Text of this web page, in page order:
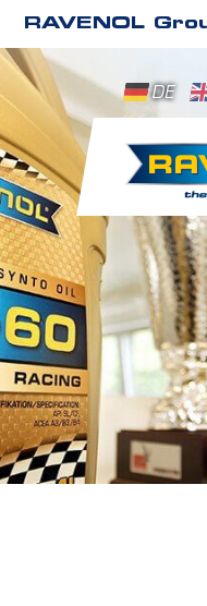
RAVENOL
DE